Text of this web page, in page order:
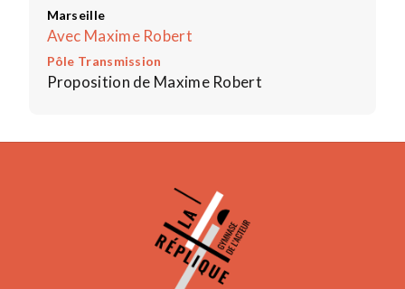
Marseille
Avec Maxime Robert
Pôle Transmission
Proposition de Maxime Robert